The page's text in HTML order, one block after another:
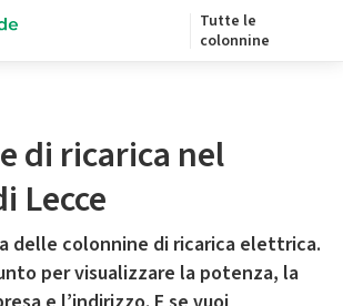
Tutte le
colonnine
di ricarica nel
Lecce
delle colonnine di ricarica elettrica.
per visualizzare la potenza, la